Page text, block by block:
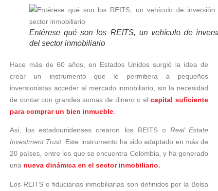
Entérese qué son los REITS, un vehículo de
del sector inmobiliario
Hace más de 60 años, en Estados Unidos surgió la idea de
crear un instrumento que le permitiera a pequeños
inversionistas acceder al mercado inmobiliario, sin la necesidad
de contar con grandes sumas de dinero o elcapital suficiente
para comprar un bien inmueble
Así, los estadounidenses crearon los REITS o Real Estate
Investment Trust. Este instrumento ha sido adaptado en más de
20 países, entre los que se encuentra Colombia, y ha generado
una nueva dinámica en el sector inmobiliario.
Los REITS o fiduciarias inmobiliarias son definidos por la Bolsa